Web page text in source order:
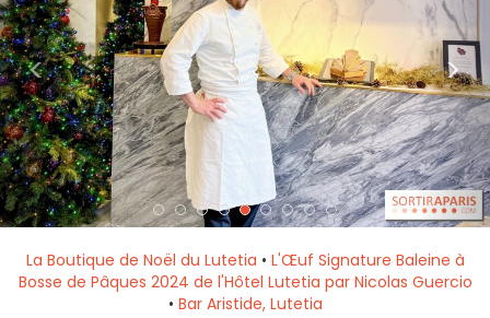
< >
La Boutique de Noël du Lutetia • L'Œuf Signature Baleine à
Bosse de Pâques 2024 de l'Hôtel Lutetia par Nicolas Guercio
• Bar Aristide, Lutetia